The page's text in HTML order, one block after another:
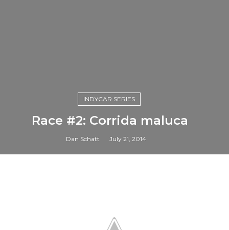
INDYCAR SERIES
Race #2: Corrida maluca
Dan Schatt July 21, 2014